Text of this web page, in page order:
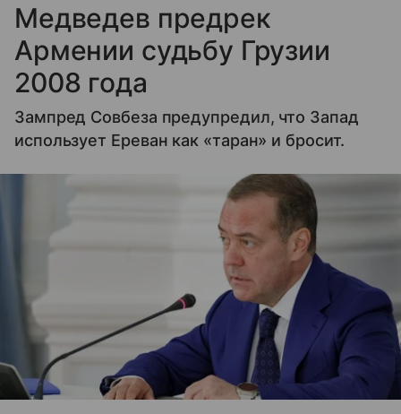
Медведев предрек
Армении судьбу Грузии
2008 года
Зампред Совбеза предупредил, что Запад
использует Ереван как «таран» и бросит.